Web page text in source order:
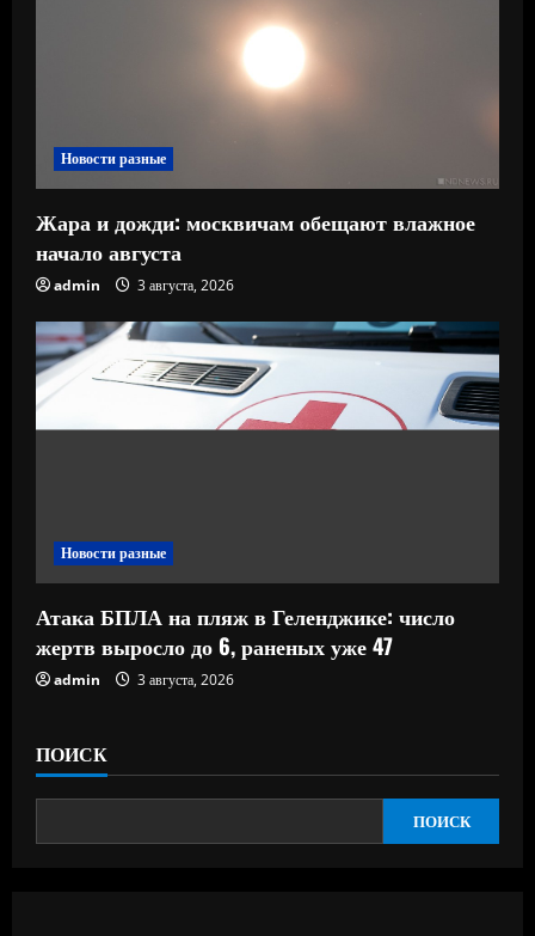
Новости разные
Жара и дожди: москвичам обещают влажное
начало августа
admin 3 августа, 2026
Новости разные
Атака БПЛА на пляж в Геленджике: число
жертв выросло до 6, раненых уже 47
admin 3 августа, 2026
ПОИСК
ПОИСК